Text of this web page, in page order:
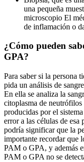
una pequeña
microscopio El
de inflamación o
¿Cómo pueden
GPA?
Para saber si la persona
pida un análisis de
En ella se analiza la
citoplasma de
producidas por el
error a las células de
podría significar que la
importante recordar que
PAM o GPA, y además
PAM o GPA no se